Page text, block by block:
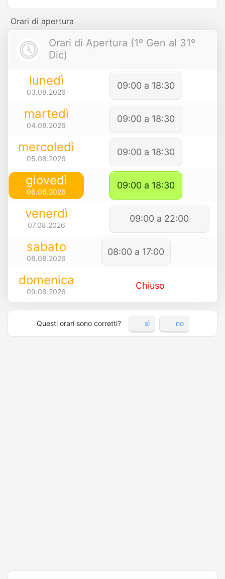
Orari di apertura
Orari di Apertura (1º Gen al 31º
Dic)
lunedì
03.08.2026
09:00 a 18:30
martedì
04.08.2026
09:00 a 18:30
mercoledì
05.08.2026
09:00 a 18:30
giovedì
06.08.2026
09:00 a 18:30
venerdì
07.08.2026
09:00 a 22:00
sabato
08.08.2026
08:00 a 17:00
domenica
09.08.2026
Chiuso
Questi orari sono corretti? sì no